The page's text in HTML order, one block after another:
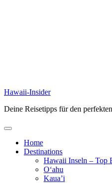
Hawaii-Insider
Deine Reisetipps für den
Home
Destinations
Hawaii Inseln – Top
O‘ahu
Kaua’i